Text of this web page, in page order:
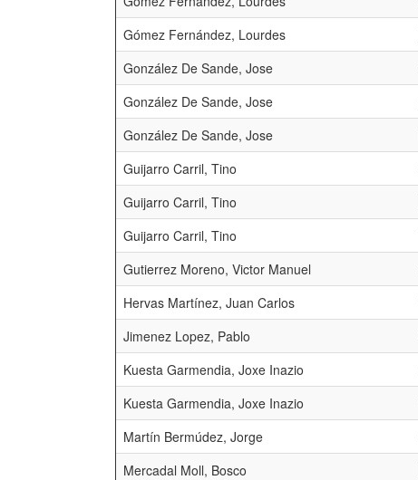
Gómez Fernández, Lourdes
González De Sande, Jose
González De Sande, Jose
González De Sande, Jose
Guijarro Carril, Tino
Guijarro Carril, Tino
Guijarro Carril, Tino
Gutierrez Moreno, Victor Manuel
Hervas Martínez, Juan Carlos
Jimenez Lopez, Pablo
Kuesta Garmendia, Joxe Inazio
Kuesta Garmendia, Joxe Inazio
Martín Bermúdez, Jorge
Mercadal Moll, Bosco